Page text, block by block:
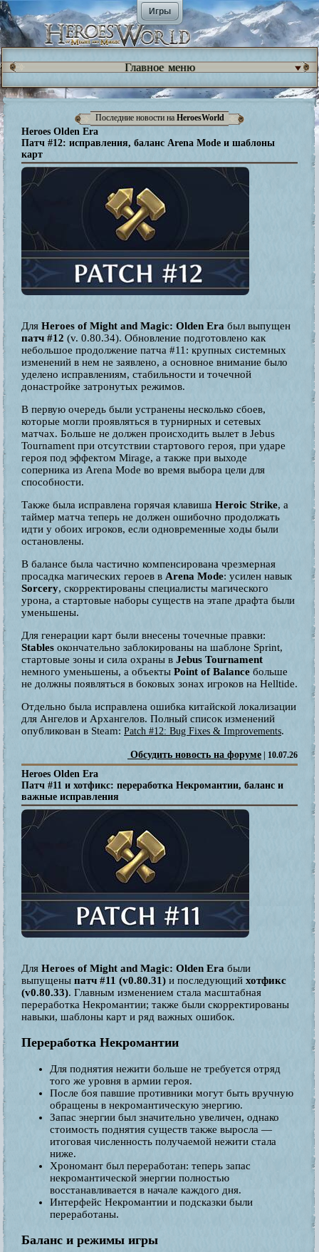
Игры
Главное меню
Последние новости на HeroesWorld
Heroes Olden Era
Патч #12: исправления, баланс Arena Mode и шаблоны
карт
Для Heroes of Might and Magic: Olden Era был выпущен
патч #12 (v. 0.80.34). Обновление подготовлено как
небольшое продолжение патча #11: крупных системных
изменений в нем не заявлено, а основное внимание было
уделено исправлениям, стабильности и точечной
донастройке затронутых режимов.
В первую очередь были устранены несколько сбоев,
которые могли проявляться в турнирных и сетевых
матчах. Больше не должен происходить вылет в Jebus
Tournament при отсутствии стартового героя, при ударе
героя под эффектом Mirage, а также при выходе
соперника из Arena Mode во время выбора цели для
способности.
Также была исправлена горячая клавиша Heroic Strike, а
таймер матча теперь не должен ошибочно продолжать
идти у обоих игроков, если одновременные ходы были
остановлены.
В балансе была частично компенсирована чрезмерная
просадка магических героев в Arena Mode: усилен навык
Sorcery, скорректированы специалисты магического
урона, а стартовые наборы существ на этапе драфта были
уменьшены.
Для генерации карт были внесены точечные правки:
Stables окончательно заблокированы на шаблоне Sprint,
стартовые зоны и сила охраны в Jebus Tournament
немного уменьшены, а объекты Point of Balance больше
не должны появляться в боковых зонах игроков на Helltide.
Отдельно была исправлена ошибка китайской локализации
для Ангелов и Архангелов. Полный список изменений
опубликован в Steam: Patch #12: Bug Fixes & Improvements.
Обсудить новость на форуме | 10.07.26
Heroes Olden Era
Патч #11 и хотфикс: переработка Некромантии, баланс и
важные исправления
Для Heroes of Might and Magic: Olden Era были
выпущены патч #11 (v0.80.31) и последующий хотфикс
(v0.80.33). Главным изменением стала масштабная
переработка Некромантии; также были скорректированы
навыки, шаблоны карт и ряд важных ошибок.
Переработка Некромантии
Для поднятия нежити больше не требуется отряд
того же уровня в армии героя.
После боя павшие противники могут быть вручную
обращены в некромантическую энергию.
Запас энергии был значительно увеличен, однако
стоимость поднятия существ также выросла —
итоговая численность получаемой нежити стала
ниже.
Хрономант был переработан: теперь запас
некромантической энергии полностью
восстанавливается в начале каждого дня.
Интерфейс Некромантии и подсказки были
переработаны.
Баланс и режимы игры